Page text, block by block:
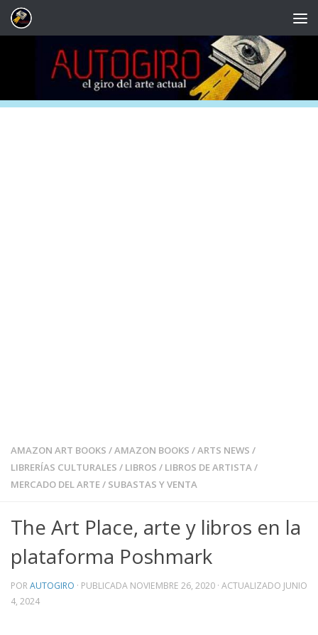
Saltar al contenido
AMAZON ART BOOKS /AMAZON BOOKS /ARTS NEWS /
LIBRERÍAS CULTURALES / LIBROS / LIBROS DE ARTISTA/
MERCADO DEL ARTE/ SUBASTAS Y VENTA
The Art Place, arte y libros en la
plataforma Poshmark
PORAUTOGIRO · PUBLICADA NOVIEMBRE 26, 2020 · ACTUALIZADO JUNIO
4, 2024